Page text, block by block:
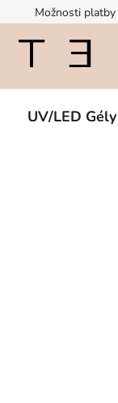
Možnosti platby
UV/LED Gély